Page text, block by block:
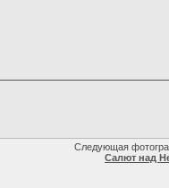
Следующая
Салют над